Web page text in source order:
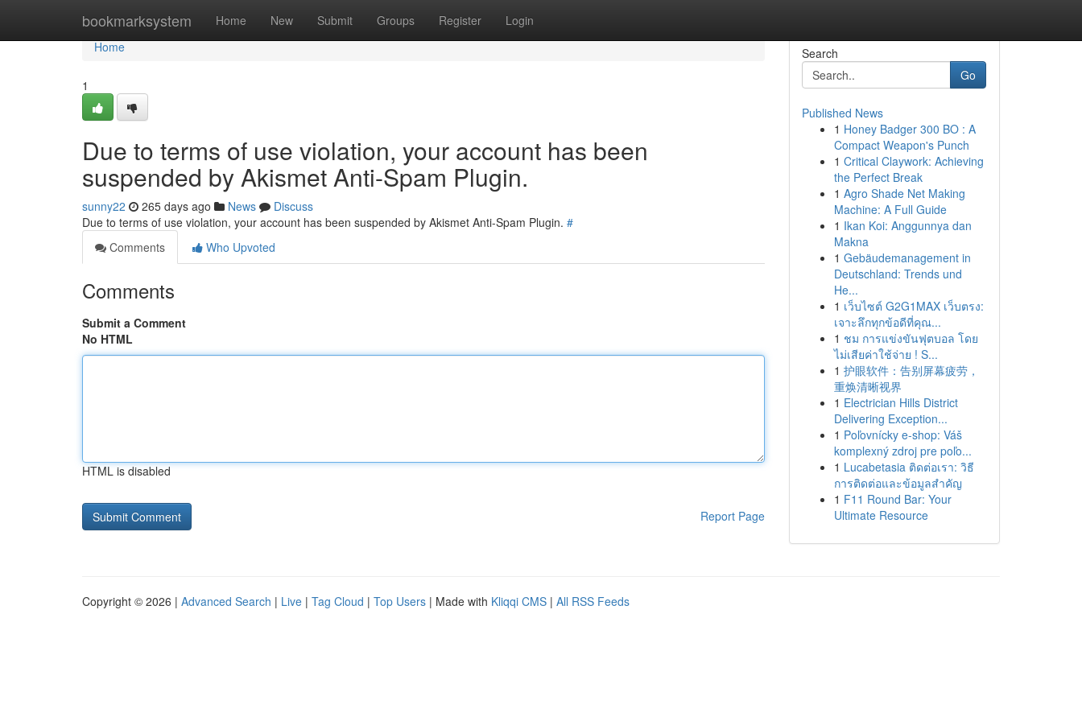
bookmarksystem Home New Submit Groups Register Login
Home
Home
1
Due to terms of use violation, your account has been
suspended by Akismet Anti-Spam Plugin.
sunny22 265 days ago News
Discuss
Due to terms of use violation, your account has been suspended by Akismet Anti-Spam Plugin. #
Comments
Who Upvoted
Comments
Submit a Comment
No HTML
HTML is disabled
Report Page
Search
Go
Published News
1 Honey Badger 300 BO : A
Compact Weapon's Punch
1 Critical Claywork: Achieving
the Perfect Break
1 Agro Shade Net Making
Machine: A Full Guide
1 Ikan Koi: Anggunnya dan
Makna
1 Gebäudemanagement in
Deutschland: Trends und
He...
1 เว็บไซต์ G2G1MAX เว็บตรง:
เจาะลึกทุกข้อดีที่คุณ...
1 ชม การแข่งขันฟุตบอล โดย
ไม่เสียค่าใช้จ่าย ! S...
1 护眼软件：告别屏幕疲劳，
重焕清晰视界
1 Electrician Hills District
Delivering Exception...
1 Poľovnícky e-shop: Váš
komplexný zdroj pre poľo...
1 Lucabetasia ติดต่อเรา: วิธี
การติดต่อและข้อมูลสำคัญ
1 F11 Round Bar: Your
Ultimate Resource
Copyright © 2026 | Advanced Search | Live | Tag Cloud | Top Users | Made with Kliqqi CMS | All RSS Feeds